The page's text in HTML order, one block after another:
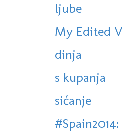
ljube
My Edited
dinja
s kupanja
sićanje